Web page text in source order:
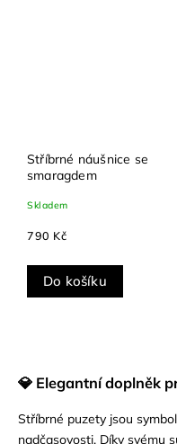
Stříbrné náušnice se
smaragdem
Skladem
790 Kč
Do košíku
💎 Elegantní doplněk
Stříbrné puzety jsou
nadčasovosti. Díky svému